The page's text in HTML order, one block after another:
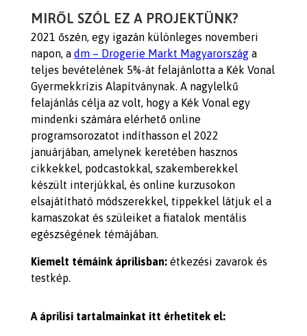
MIRŐL SZÓL EZ A PROJEKTÜNK?
2021 őszén, egy igazán különleges novemberi
napon, a dm – Drogerie Markt Magyarországa
teljes bevételének 5%-át felajánlotta a Kék Vonal
Gyermekkrízis Alapítványnak. A nagylelkű
felajánlás célja az volt, hogy a Kék Vonal egy
mindenki számára elérhető online
programsorozatot indíthasson el 2022
januárjában, amelynek keretében hasznos
cikkekkel, podcastokkal, szakemberekkel
készült interjúkkal, és online kurzusokon
elsajátítható módszerekkel, tippekkel látjuk el a
kamaszokat és szüleiket a fiatalok mentális
egészségének témájában.
Kiemelt témáink áprilisban: étkezési zavarok és
testkép.
A áprilisi tartalmainkat itt érhetitek el: